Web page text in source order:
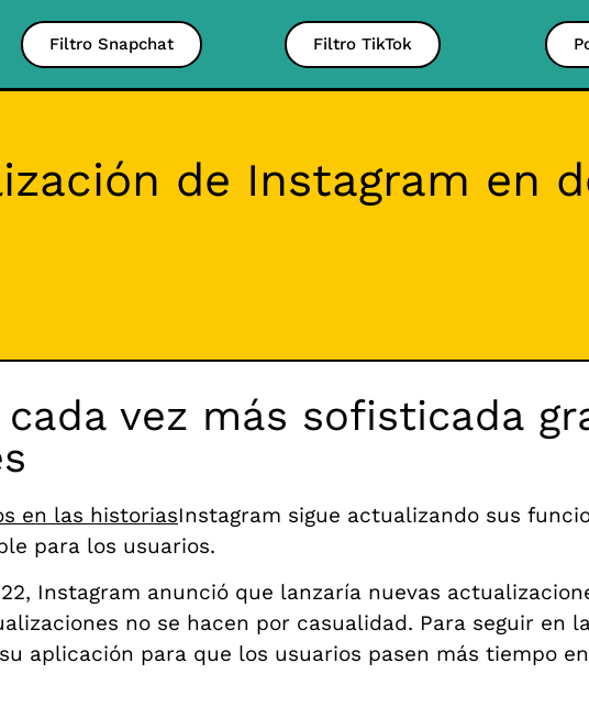
Filtro Snapchat Filtro TikTok
de Instagram en
vez más sofisticada
en las historiasInstagram sigue actualizando sus
para los usuarios.
Instagram anunció que lanzaría nuevas
no se hacen por casualidad. Para seguir en
aplicación para que los usuarios pasen más tiempo